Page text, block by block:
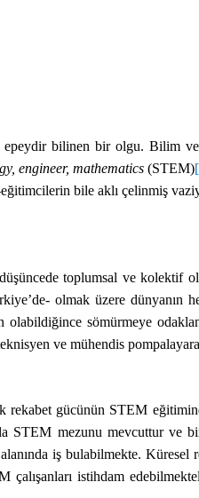
epeydir bilinen bir olgu. Bilim
engineer, mathematics (STEM)
bile aklı çelinmiş
toplumsal ve kolektif
olmak üzere dünyanın
sömürmeye
ve mühendis
gücünün STEM
STEM mezunu mevcuttur ve
iş bulabilmekte. Küresel
çalışanları istihdam